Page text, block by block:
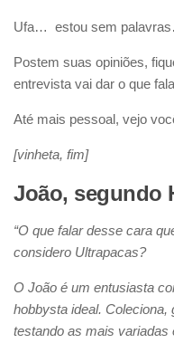
Ufa… estou sem
Postem suas opiniões,
entrevista vai dar o que
Até mais pessoal, vejo
[vinheta, fim]
João, segundo
“O que falar desse cara
considero Ultrapacas?
O João é um entusiasta
hobbysta ideal. Coleciona,
testando as mais